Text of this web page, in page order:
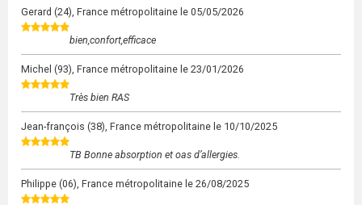
Gerard (24), France métropolitaine le 05/05/2026
bien,confort,efficace
Michel (93), France métropolitaine le 23/01/2026
Très bien RAS
Jean-françois (38), France métropolitaine le 10/10/2025
TB Bonne absorption et oas d’allergies.
Philippe (06), France métropolitaine le 26/08/2025